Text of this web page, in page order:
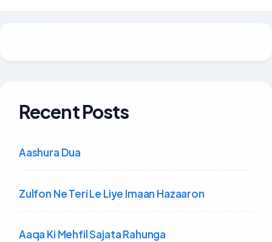
Recent Posts
Aashura Dua
Zulfon Ne Teri Le Liye Imaan Hazaaron
Aaqa Ki Mehfil Sajata Rahunga